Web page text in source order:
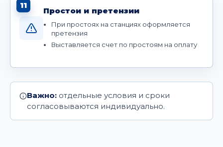
11
Простои и претензии
При простоях на станциях оформляется
претензия
Выставляется счет по простоям на оплату
Важно: отдельные условия и сроки
согласовываются индивидуально.